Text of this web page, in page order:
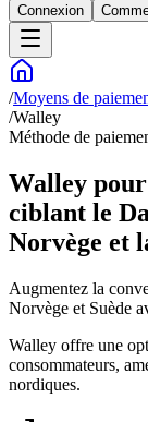
Connexion
/Moyens de
/Walley
Méthode de
Walley
ciblant le
Norvège et
Augmentez la
Norvège et Suède
Walley offre une
consommateurs,
nordiques.